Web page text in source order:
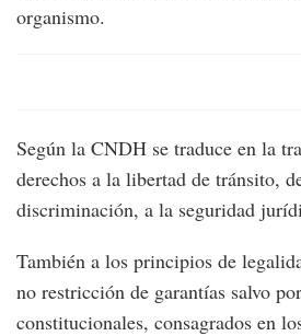
organismo.
Según la CNDH se traduce en la
derechos a la libertad de tránsito,
discriminación, a la seguridad
También a los principios de
no restricción de garantías salvo
constitucionales, consagrados en